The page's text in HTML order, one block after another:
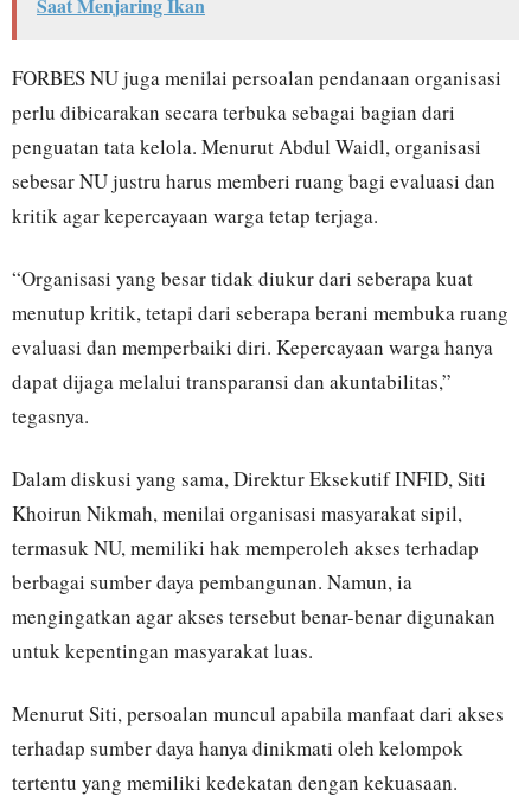
FORBES NU juga menilai persoalan pendanaan organisasi
perlu dibicarakan secara terbuka sebagai bagian dari
penguatan tata kelola. Menurut Abdul Waidl, organisasi
sebesar NU justru harus memberi ruang bagi evaluasi dan
kritik agar kepercayaan warga tetap terjaga.
“Organisasi yang besar tidak diukur dari seberapa kuat
menutup kritik, tetapi dari seberapa berani membuka ruang
evaluasi dan memperbaiki diri. Kepercayaan warga hanya
dapat dijaga melalui transparansi dan akuntabilitas,”
tegasnya.
Dalam diskusi yang sama, Direktur Eksekutif INFID, Siti
Khoirun Nikmah, menilai organisasi masyarakat sipil,
termasuk NU, memiliki hak memperoleh akses terhadap
berbagai sumber daya pembangunan. Namun, ia
mengingatkan agar akses tersebut benar-benar digunakan
untuk kepentingan masyarakat luas.
Menurut Siti, persoalan muncul apabila manfaat dari akses
terhadap sumber daya hanya dinikmati oleh kelompok
tertentu yang memiliki kedekatan dengan kekuasaan.